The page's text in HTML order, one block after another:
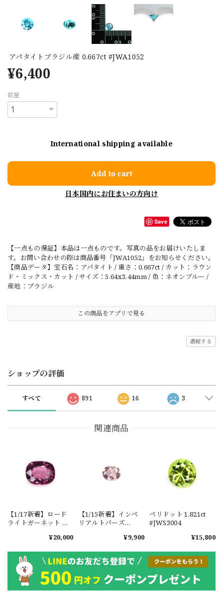
アパタイトブラジル産 0.667ct #JWA1052
¥6,400
数量
International shipping available
Add to cart
日本国内にお住まいの方向け
Save
【一点もの保証】本品は一点ものです。写真の品をお届けいたしま
す。お問い合わせの際は商品番号「JWA1052」をお知らせください。
【商品データ】宝石名：アパタイト / 重さ：0.667ct / カット：ラウン
ド・ミックス・カット / サイズ：5.64x3.44mm / 色：ネオンブルー /
産地：ブラジル
この商品をアプリで見る
通報する
ショップの評価
すべて 891 16 3
関連商品
【1/17新着】ロード
ライトガーネット タ
1.601ct【ソーティン
¥20,000
【1/15新着】インペ
リアルトパーズ
¥9,900
ペリドット 1.821ct
#JWS3004
¥15,800